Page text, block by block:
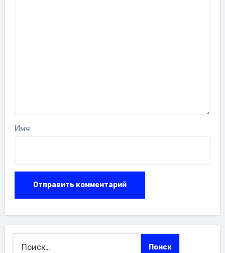
Имя